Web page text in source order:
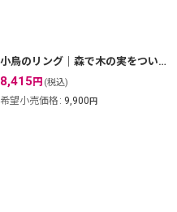
小鳥のリング｜森で木の実をついばむ小鳥の姿がハッピーなフリーサイズリング【金属アレルギーの方に配慮したニッケルフリー加工】
8,415 円 (税込)
希望小売価格 : 9,900円